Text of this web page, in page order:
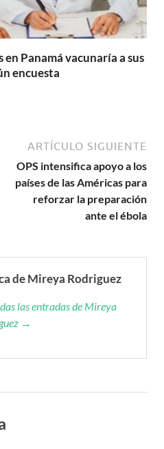
en Panamá vacunaría a sus
encuesta
ARTÍCULO SIGUIENTE
OPS intensifica apoyo a los
países de las Américas para
reforzar la preparación
ante el ébola
de Mireya Rodriguez
las entradas de Mireya
→